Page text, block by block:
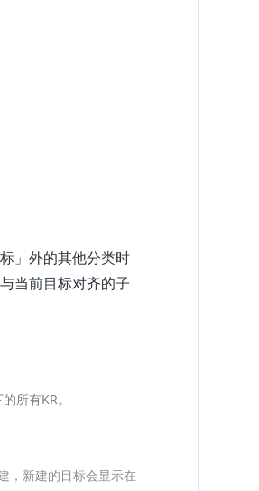
」外的其他分类时
当前目标对齐的子
所有KR。
，新建的目标会显示在